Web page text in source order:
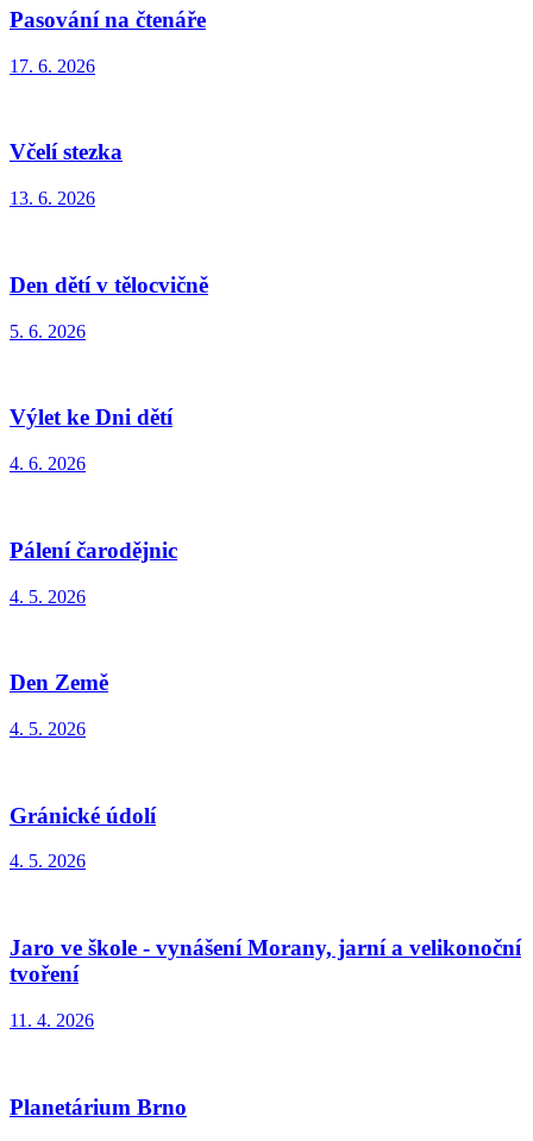
Pasování na čtenáře
17. 6. 2026
Včelí stezka
13. 6. 2026
Den dětí v tělocvičně
5. 6. 2026
Výlet ke Dni dětí
4. 6. 2026
Pálení čarodějnic
4. 5. 2026
Den Země
4. 5. 2026
Gránické údolí
4. 5. 2026
Jaro ve škole - vynášení Morany, jarní a velikonoční
tvoření
11. 4. 2026
Planetárium Brno